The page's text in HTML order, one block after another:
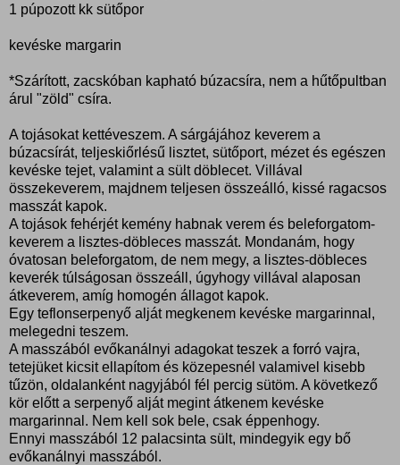
1 púpozott kk sütőpor
kevéske margarin
*Szárított, zacskóban kapható búzacsíra, nem a hűtőpultban
árul "zöld" csíra.
A tojásokat kettéveszem. A sárgájához keverem a
búzacsírát, teljeskiőrlésű lisztet, sütőport, mézet és egészen
kevéske tejet, valamint a sült döblecet. Villával
összekeverem, majdnem teljesen összeálló, kissé ragacsos
masszát kapok.
A tojások fehérjét kemény habnak verem és beleforgatom-
keverem a lisztes-döbleces masszát. Mondanám, hogy
óvatosan beleforgatom, de nem megy, a lisztes-döbleces
keverék túlságosan összeáll, úgyhogy villával alaposan
átkeverem, amíg homogén állagot kapok.
Egy teflonserpenyő alját megkenem kevéske margarinnal,
melegedni teszem.
A masszából evőkanálnyi adagokat teszek a forró vajra,
tetejüket kicsit ellapítom és közepesnél valamivel kisebb
tűzön, oldalanként nagyjából fél percig sütöm. A következő
kör előtt a serpenyő alját megint átkenem kevéske
margarinnal. Nem kell sok bele, csak éppenhogy.
Ennyi masszából 12 palacsinta sült, mindegyik egy bő
evőkanálnyi masszából.